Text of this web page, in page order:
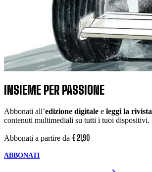
INSIEME PER PASSIONE
Abbonati all’edizione digitale e leggi la rivista
contenuti multimediali su tutti i tuoi dispositivi.
Abbonati a partire da € 21,90
ABBONATI